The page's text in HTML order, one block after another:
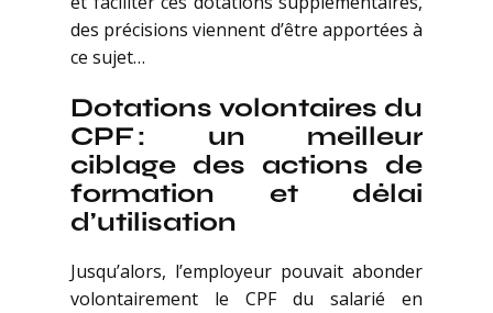
des précisions viennent d’être apportées à
ce sujet…
Dotations volontaires du
CPF : un meilleur
ciblage des actions de
formation et délai
d’utilisation
Jusqu’alors, l’employeur pouvait abonder
volontairement le CPF du salarié en